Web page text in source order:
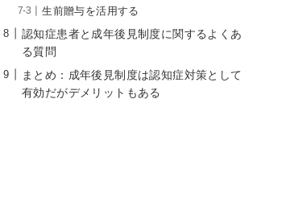
生前贈与を活用する
認知症患者と成年後見制度に関するよくあ
る質問
まとめ：成年後見制度は認知症対策として
有効だがデメリットもある